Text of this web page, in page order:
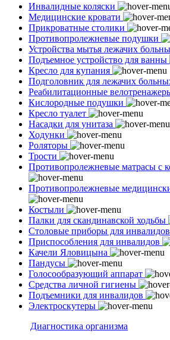
Инвалидные коляски
Медицинские кровати
Прикроватные столики
Противопролежневые подушки
Устройства мытья лежачих
Подъемное устройство для ванны
Кресло для купания
Подголовник для лежачих
Реабилитационные
Кислородные подушки
Кресло туалет
Насадки для унитаза
Ходунки
Роляторы
Трости
Противопролежневые матрасы с
Противопролежневые
Костыли
Палки для скандинавской ходьбы
Столовые приборы для инвалидов
Приспособления для инвалидов
Качели Яловицына
Пандусы
Голосообразующий аппарат
Средства личной гигиены
Подъемники для инвалидов
Электроскутеры
Диагностика организма